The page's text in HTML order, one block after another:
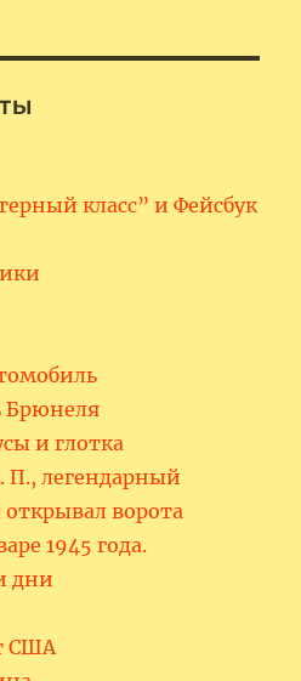
класс” и Фейсбук
Брюнеля
и глотка
легендарный
ворота
1945 года.
дни
США